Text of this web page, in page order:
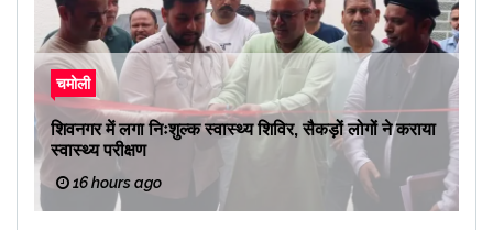
चमोली
शिवनगर में लगा निःशुल्क स्वास्थ्य शिविर, सैकड़ों लोगों ने कराया
स्वास्थ्य परीक्षण
16 hours ago